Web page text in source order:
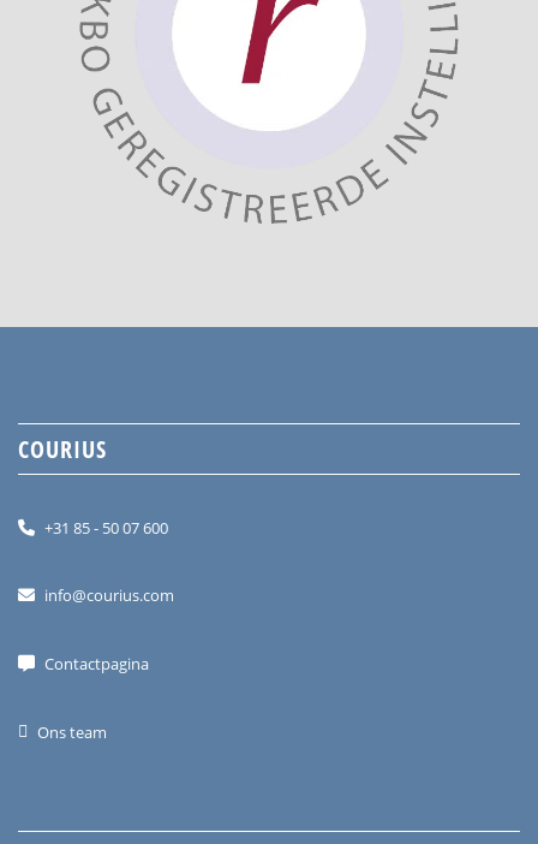
COURIUS
+31 85 - 50 07 600
info@courius.com
Contactpagina
Ons team